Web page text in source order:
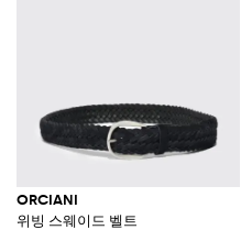
ORCIANI
위빙 스웨이드 벨트